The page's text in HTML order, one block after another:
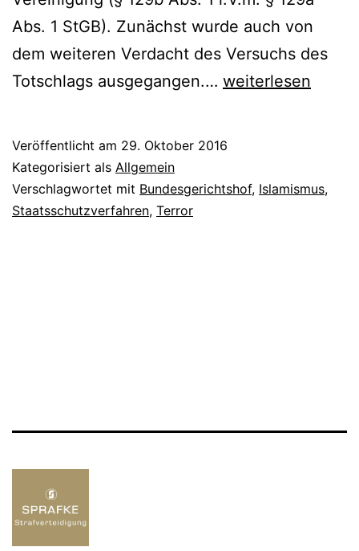
Abs. 1 StGB). Zunächst wurde auch von
dem weiteren Verdacht des Versuchs des
Totschlags ausgegangen.… weiterlesen
Veröffentlicht am 29. Oktober 2016
Kategorisiert als Allgemein
Verschlagwortet mit Bundesgerichtshof, Islamismus,
Staatsschutzverfahren, Terror